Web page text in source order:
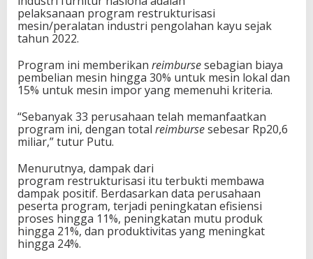
pelaksanaan program restrukturisasi
mesin/peralatan industri pengolahan kayu sejak
tahun 2022.
Program ini memberikan reimbursesebagian biaya
pembelian mesin hingga 30% untuk mesin lokal dan
15% untuk mesin impor yang memenuhi kriteria.
“Sebanyak 33 perusahaan telah memanfaatkan
program ini, dengan total reimbursesebesar Rp20,6
miliar,” tutur Putu.
Menurutnya, dampak dari
program restrukturisasi itu terbukti membawa
dampak positif. Berdasarkan data perusahaan
peserta program, terjadi peningkatan efisiensi
proses hingga 11%, peningkatan mutu produk
hingga 21%, dan produktivitas yang meningkat
hingga 24%.